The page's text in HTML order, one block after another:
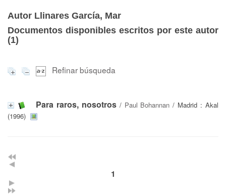
Autor Llinares García, Mar
Documentos disponibles escritos por este autor
(1)
Refinar búsqueda
Para raros, nosotros/ Paul Bohannan / Madrid : Akal
(1996)
1